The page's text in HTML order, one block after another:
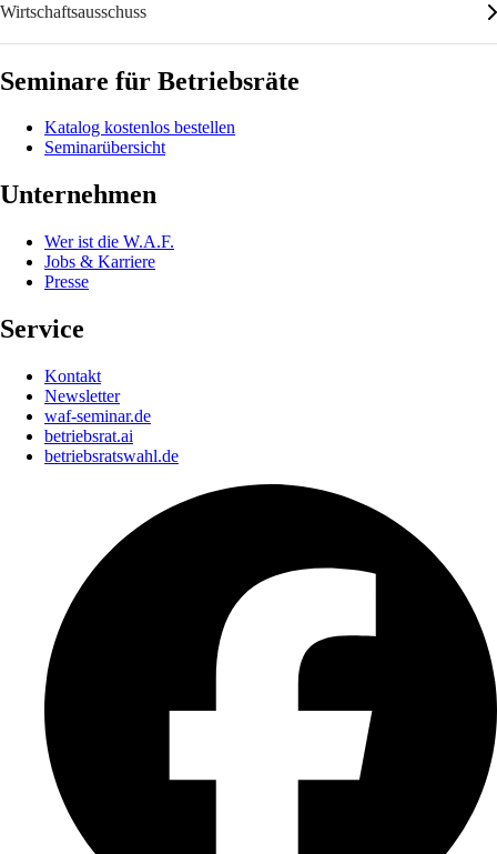
Wirtschaftsausschuss
Seminare für Betriebsräte
Katalog kostenlos bestellen
Seminarübersicht
Unternehmen
Wer ist die W.A.F.
Jobs & Karriere
Presse
Service
Kontakt
Newsletter
waf-seminar.de
betriebsrat.ai
betriebsratswahl.de